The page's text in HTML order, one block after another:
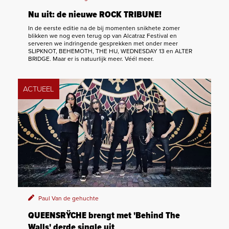
Nu uit: de nieuwe ROCK TRIBUNE!
In de eerste editie na de bij momenten snikhete zomer
blikken we nog even terug op van Alcatraz Festival en
serveren we indringende gesprekken met onder meer
SLIPKNOT, BEHEMOTH, THE HU, WEDNESDAY 13 en ALTER
BRIDGE. Maar er is natuurlijk meer. Véél meer.
ACTUEEL
Paul Van de gehuchte
QUEENSRŸCHE brengt met 'Behind The